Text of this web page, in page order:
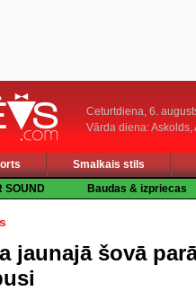
Ceturtdiena, 6.
Vārda diena: Askolds,
Smalkais stils
SOUND Baudas & izpriecas
jaunajā šovā